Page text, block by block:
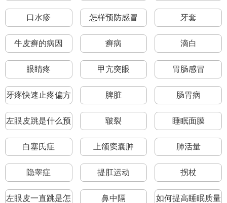
口水疹 怎样预防感冒 牙套
牛皮癣的病因 癣病 滴白
眼睛疼 甲亢突眼 胃肠感冒
牙疼快速止疼偏方 脾脏 肠胃病
左眼皮跳是什么预
兆
皲裂 睡眠面膜
白塞氏症 上颌窦囊肿 肺活量
隐睾症 提肛运动 拐杖
左眼皮一直跳是怎
鼻中隔 如何提高睡眠质量